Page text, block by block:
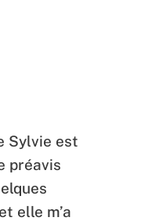
Sylvie est
préavis
elle m’a